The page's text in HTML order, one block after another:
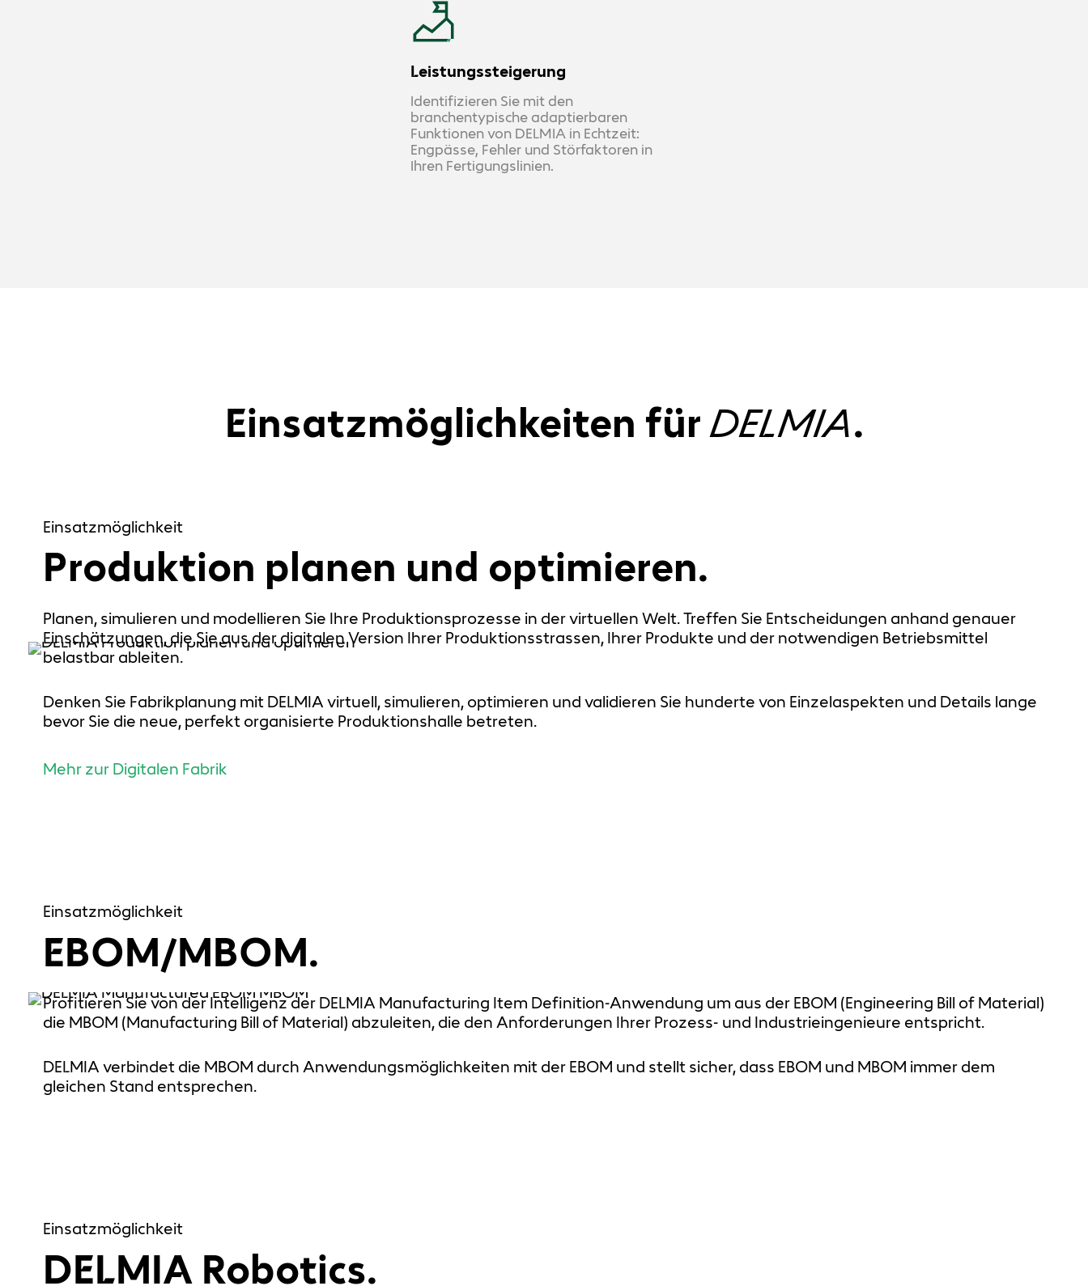
Leistungssteigerung
Identifizieren Sie mit den
branchentypische adaptierbaren
Funktionen von DELMIA in Echtzeit:
Engpässe, Fehler und Störfaktoren in
Ihren Fertigungslinien.
Einsatzmöglichkeiten fürDELMIA.
Einsatzmöglichkeit
Produktion planen und optimieren.
Planen, simulieren und modellieren Sie Ihre Produktionsprozesse in der virtuellen Welt. Treffen Sie Entscheidungen anhand genauer
Einschätzungen, die Sie aus der digitalen Version Ihrer Produktionsstrassen, Ihrer Produkte und der notwendigen Betriebsmittel
belastbar ableiten.
Denken Sie Fabrikplanung mit DELMIA virtuell, simulieren, optimieren und validieren Sie hunderte von Einzelaspekten und Details lange
bevor Sie die neue, perfekt organisierte Produktionshalle betreten.
Mehr zur Digitalen Fabrik
Einsatzmöglichkeit
EBOM/MBOM.
Profitieren Sie von der Intelligenz der DELMIA Manufacturing Item Definition-Anwendung um aus der EBOM (Engineering Bill of Material)
die MBOM (Manufacturing Bill of Material) abzuleiten, die den Anforderungen Ihrer Prozess- und Industrieingenieure entspricht.
DELMIA verbindet die MBOM durch Anwendungsmöglichkeiten mit der EBOM und stellt sicher, dass EBOM und MBOM immer dem
gleichen Stand entsprechen.
Einsatzmöglichkeit
DELMIA Robotics.